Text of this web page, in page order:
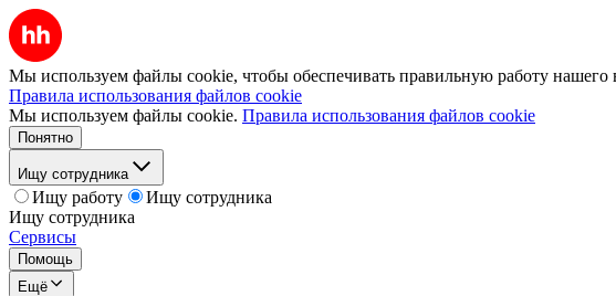
Мы используем файлы cookie, чтобы обеспечивать правильную работу нашего
Правила использования файлов cookie
Мы используем файлы cookie. Правила использования файлов cookie
Понятно
Ищу сотрудника
Ищу работу
Ищу сотрудника
Ищу сотрудника
Сервисы
Помощь
Ещё